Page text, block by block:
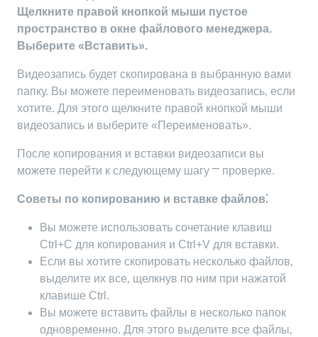
Щелкните правой кнопкой мыши пустое
пространство в окне файлового менеджера.
Выберите «Вставить».
Видеозапись будет скопирована в выбранную вами
папку. Вы можете переименовать видеозапись‚ если
хотите. Для этого щелкните правой кнопкой мыши
видеозапись и выберите «Переименовать».
После копирования и вставки видеозаписи вы
можете перейти к следующему шагу ⎻ проверке.
Советы по копированию и вставке файлов⁚
Вы можете использовать сочетание клавиш
Ctrl+C для копирования и Ctrl+V для вставки.
Если вы хотите скопировать несколько файлов‚
выделите их все‚ щелкнув по ним при нажатой
клавише Ctrl.
Вы можете вставить файлы в несколько папок
одновременно. Для этого выделите все файлы‚